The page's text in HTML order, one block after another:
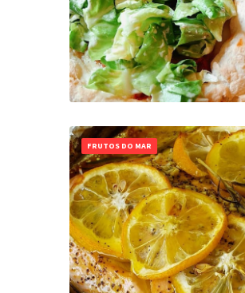
FRUTOS DO MAR